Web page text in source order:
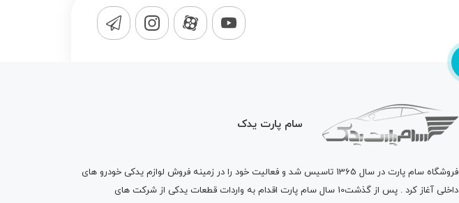
سام پارت یدک
فروشگاه سام پارت
در سال 1365 تاسیس شد و فعالیت خود را در زمینه فروش لوازم یدکی خودرو های
داخلی آغاز کرد . پس از گذشت10 سال سام پارت اقدام به واردات قطعات یدکی از شرکت های